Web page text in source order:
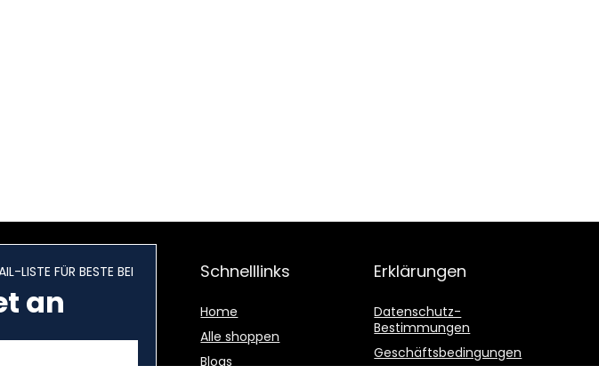
LISTE FÜR BESTE BEI
an
Schnelllinks
Home
Alle shoppen
Blogs
Erklärungen
Datenschutz-
Bestimmungen
Geschäftsbedingungen